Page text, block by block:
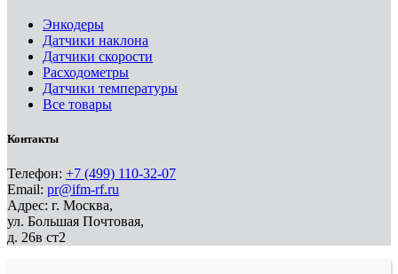
Энкодеры
Датчики наклона
Датчики скорости
Расходометры
Датчики температуры
Все товары
Контакты
Телефон: +7 (499) 110-32-07
Email: pr@ifm-rf.ru
Адрес: г. Москва,
ул. Большая Почтовая,
д. 26в ст2